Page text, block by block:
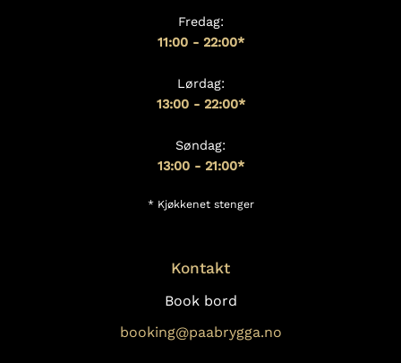
Fredag:
11:00 - 22:00*
Lørdag:
13:00- 22:00*
Søndag:
13:00 - 21:00*
* Kjøkkenet stenger
Kontakt
Book bord
booking@paabrygga.no